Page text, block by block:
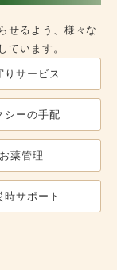
せるよう、様々な
ています。
りサービス
シーの手配
お薬管理
時サポート